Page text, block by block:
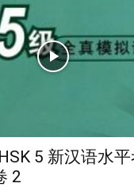
5 新汉语水
2